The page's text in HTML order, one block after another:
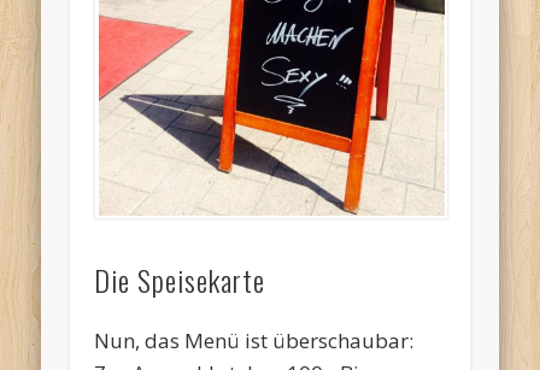
Die Speisekarte
Nun, das Menü ist überschaubar: